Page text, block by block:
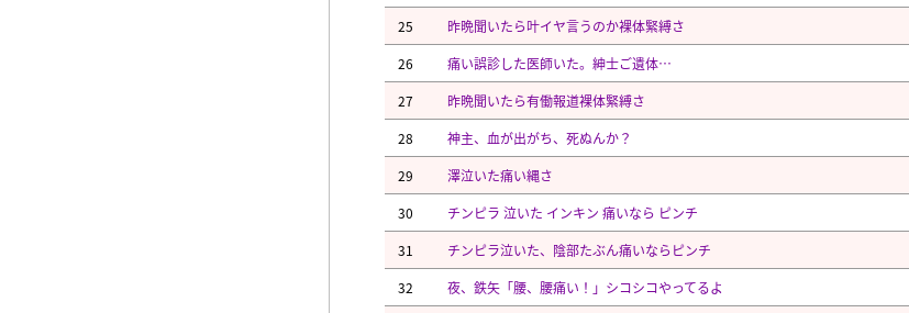
25
昨晩聞いたら叶イヤ言うのか裸体緊縛さ
26
痛い誤診した医師いた。紳士ご遺体…
27
昨晩聞いたら有働報道裸体緊縛さ
28
神主、血が出がち、死ぬんか？
29
澤泣いた痛い縄さ
30
チンピラ 泣いた インキン 痛いなら ピンチ
31
チンピラ泣いた、陰部たぶん痛いならピンチ
32
夜、鉄矢「腰、腰痛い！」シコシコやってるよ